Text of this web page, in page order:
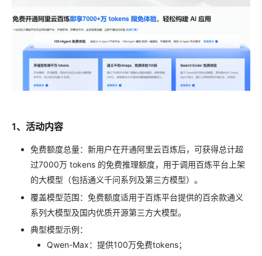
1、活动内容
免费额度总量：新用户在开通阿里云百炼后，可获得总计超
过7000万 tokens 的免费推理额度，用于调用百炼平台上架
的大模型（包括通义千问系列及第三方模型）。
覆盖模型范围：免费额度适用于百炼平台提供的百余款通义
系列大模型及国内优质开源第三方大模型。
典型模型示例：
Qwen-Max：提供100万免费tokens；